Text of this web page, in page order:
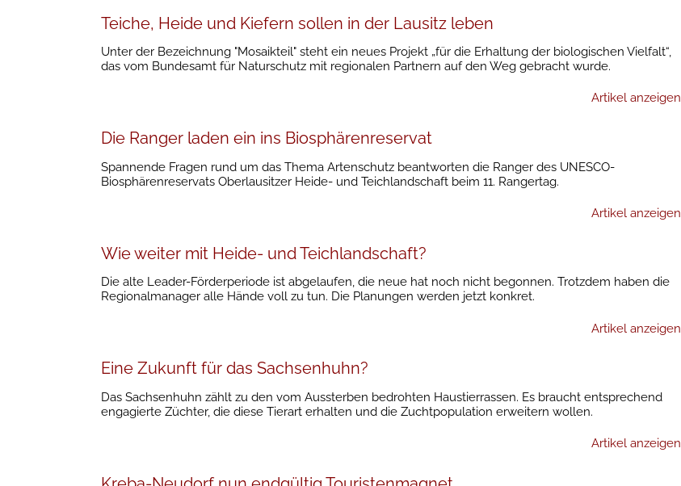
Teiche, Heide und Kiefern sollen in der Lausitz leben
Unter der Bezeichnung "Mosaikteil" steht ein neues Projekt „für die Erhaltung der biologischen Vielfalt“,
das vom Bundesamt für Naturschutz mit regionalen Partnern auf den Weg gebracht wurde.
Artikel anzeigen
Die Ranger laden ein ins Biosphärenreservat
Spannende Fragen rund um das Thema Artenschutz beantworten die Ranger des UNESCO-
Biosphärenreservats Oberlausitzer Heide- und Teichlandschaft beim 11. Rangertag.
Artikel anzeigen
Wie weiter mit Heide- und Teichlandschaft?
Die alte Leader-Förderperiode ist abgelaufen, die neue hat noch nicht begonnen. Trotzdem haben die
Regionalmanager alle Hände voll zu tun. Die Planungen werden jetzt konkret.
Artikel anzeigen
Eine Zukunft für das Sachsenhuhn?
Das Sachsenhuhn zählt zu den vom Aussterben bedrohten Haustierrassen. Es braucht entsprechend
engagierte Züchter, die diese Tierart erhalten und die Zuchtpopulation erweitern wollen.
Artikel anzeigen